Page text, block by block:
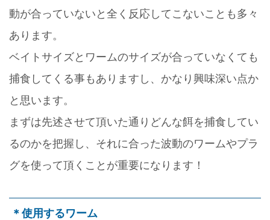
動が合っていないと全く反応してこないことも多々
あります。
ベイトサイズとワームのサイズが合っていなくても
捕食してくる事もありますし、かなり興味深い点か
と思います。
まずは先述させて頂いた通りどんな餌を捕食してい
るのかを把握し、それに合った波動のワームやプラ
グを使って頂くことが重要になります！
＊使用するワーム